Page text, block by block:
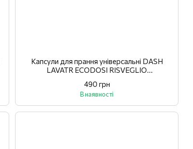
Капсули для прання універсальні DASH
LAVATR ECODOSI RISVEGLIO
490 грн
В наявності